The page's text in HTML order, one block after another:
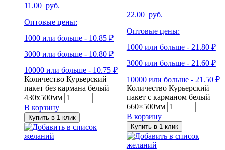
11.00 руб.
Оптовые цены:
1000 или больше - 10.85 ₽
3000 или больше - 10.80 ₽
10000 или больше - 10.75 ₽
Количество Курьерский
пакет без кармана белый
430x500мм
В корзину
Купить в 1 клик
Добавить в список
желаний
22.00 руб.
Оптовые цены:
1000 или больше - 21.80 ₽
3000 или больше - 21.60 ₽
10000 или больше - 21.50 ₽
Количество Курьерский
пакет с карманом белый
660×500мм
В корзину
Купить в 1 клик
Добавить в список
желаний